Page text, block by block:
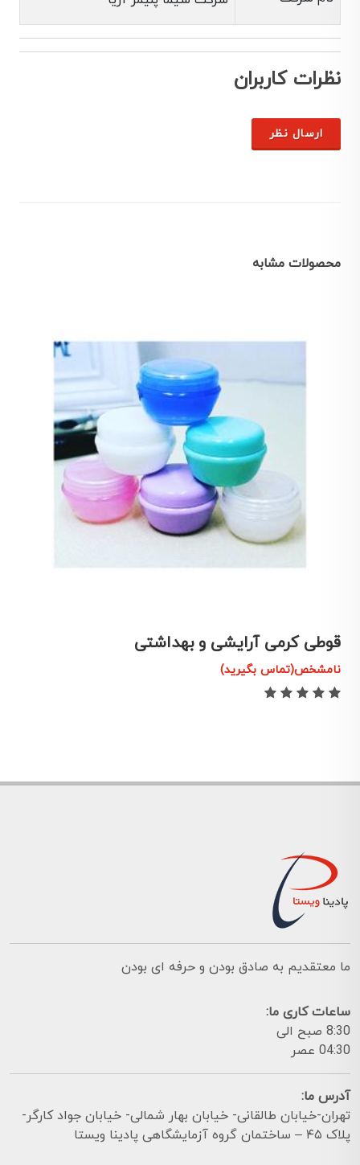
نظرات کاربران
ارسال نظر
محصولات مشابه
قوطی کرمی آرایشی و بهداشتی
نامشخص(تماس بگیرید)
ما معتقدیم به صادق بودن و حرفه ای بودن
ساعات کاری ما:
8:30 صبح الی
04:30 عصر
آدرس ما:
تهران-خیابان طالقانی- خیابان بهار شمالی- خیابان جواد کارگر-
پلاک ۴۵ – ساختمان گروه آزمایشگاهی پادینا ویستا